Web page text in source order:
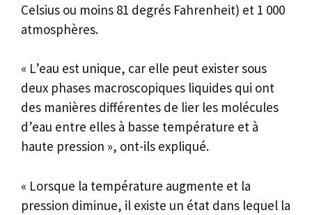
Celsius ou moins 81 degrés Fahrenheit) et 1 000
atmosphères.
« L’eau est unique, car elle peut exister sous
deux phases macroscopiques liquides qui ont
des manières différentes de lier les molécules
d’eau entre elles à basse température et à
haute pression », ont-ils expliqué.
« Lorsque la température augmente et la
pression diminue, il existe un état dans lequel la